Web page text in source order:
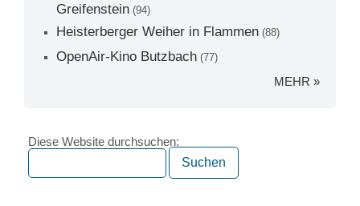
Greifenstein (94)
Heisterberger Weiher in Flammen (88)
OpenAir-Kino Butzbach (77)
MEHR »
Diese Website durchsuchen: